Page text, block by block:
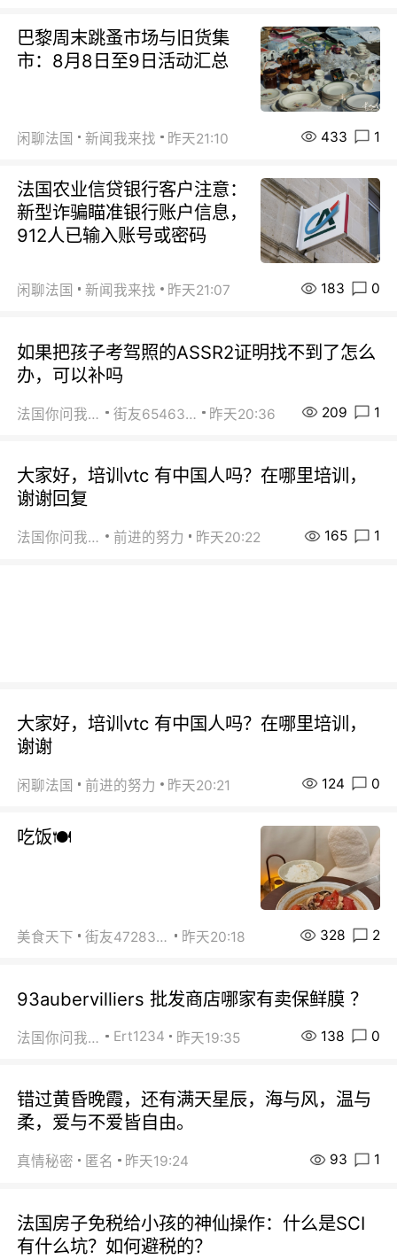
巴黎周末跳蚤市场与旧货集
市：8月8日至9日活动汇总
闲聊法国 新闻我来找 昨天21:10 433 1
法国农业信贷银行客户注意：
新型诈骗瞄准银行账户信息，
912人已输入账号或密码
闲聊法国 新闻我来找 昨天21:07 183 0
如果把孩子考驾照的ASSR2证明找不到了怎么
办，可以补吗
法国你问我答 街友65463281 昨天20:36 209 1
大家好，培训vtc 有中国人吗？在哪里培训，
谢谢回复
法国你问我答 前进的努力 昨天20:22 165 1
大家好，培训vtc 有中国人吗？在哪里培训，
谢谢
闲聊法国 前进的努力 昨天20:21 124 0
吃饭🍽️
美食天下 街友472838572 昨天20:18 328 2
93aubervilliers 批发商店哪家有卖保鲜膜 ？
法国你问我答 Ert1234 昨天19:35 138 0
错过黄昏晚霞，还有满天星辰，海与风，温与
柔，爱与不爱皆自由。
真情秘密 匿名 昨天19:24 93 1
法国房子免税给小孩的神仙操作：什么是SCI
有什么坑？如何避税的？